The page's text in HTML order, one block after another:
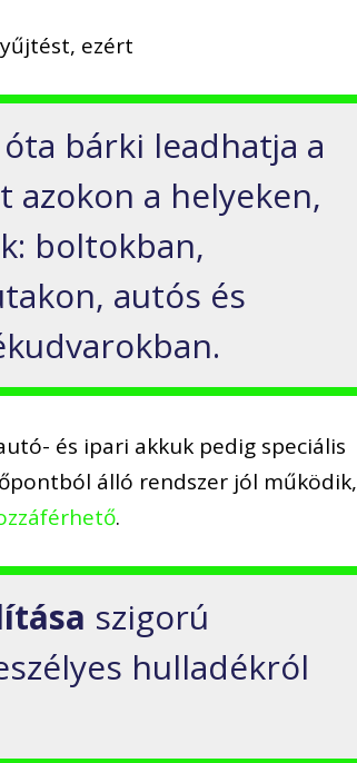
ezért
bárki leadhatja a
azokon a helyeken,
boltokban,
autós és
és ipari akkuk pedig speciális
álló rendszer jól működik,
.
szigorú
hulladékról